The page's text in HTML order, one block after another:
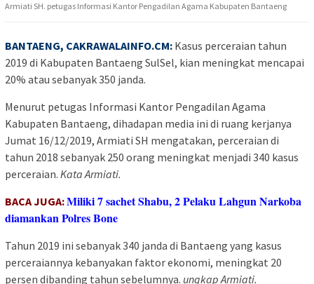
Armiati SH. petugas Informasi Kantor Pengadilan Agama Kabupaten Bantaeng
BANTAENG, CAKRAWALAINFO.CM: Kasus perceraian tahun
2019 di Kabupaten Bantaeng SulSel, kian meningkat mencapai
20% atau sebanyak 350 janda.
Menurut petugas Informasi Kantor Pengadilan Agama
Kabupaten Bantaeng, dihadapan media ini di ruang kerjanya
Jumat 16/12/2019, Armiati SH mengatakan, perceraian di
tahun 2018 sebanyak 250 orang meningkat menjadi 340 kasus
perceraian. Kata Armiati.
BACA JUGA:Miliki 7 sachet Shabu, 2 Pelaku Lahgun Narkoba
diamankan Polres Bone
Tahun 2019 ini sebanyak 340 janda di Bantaeng yang kasus
perceraiannya kebanyakan faktor ekonomi, meningkat 20
persen dibanding tahun sebelumnya. ungkap Armiati.